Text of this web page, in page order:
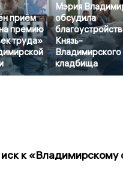
приём
премию
труда»
Мэрия
обсудила
Князь-
Владимирского
кладбища
к «Владимирскому